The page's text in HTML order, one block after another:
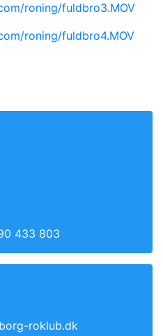
roning/fuldbro3.MOV
roning/fuldbro4.MOV
433 803
roklub.dk